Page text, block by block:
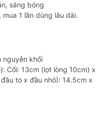
sáng bóng
1 lần dùng lâu dài.
nguyên khối
Cối: 13cm (lọt lòng 10cm) x
to x đầu nhỏ): 14.5cm x